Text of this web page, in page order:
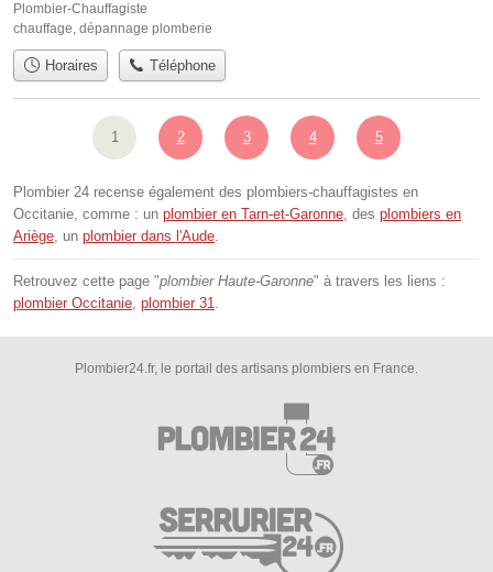
Plombier-Chauffagiste
chauffage, dépannage plomberie
Horaires Téléphone
1 2 3 4 5
Plombier 24 recense également des plombiers-chauffagistes en
Occitanie, comme : un plombier en Tarn-et-Garonne , des plombiers en
Ariège , un plombier dans l'Aude
Retrouvez cette page "plombier Haute-Garonne" à travers les liens :
plombier Occitanie plombier 31
Plombier24.fr, le portail des artisans plombiers en France.